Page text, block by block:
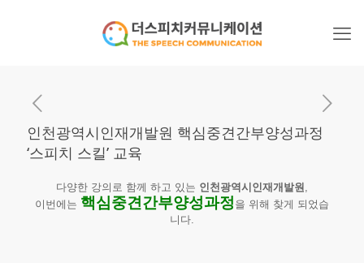
인천광역시인재개발원 핵심중견간부양성과정
‘스피치 스킬’ 교육
다양한 강의로 함께 하고 있는 인천광역시인재개발원 ,
이번에는 핵심중견간부양성과정 을 위해 찾게 되었습
니다.